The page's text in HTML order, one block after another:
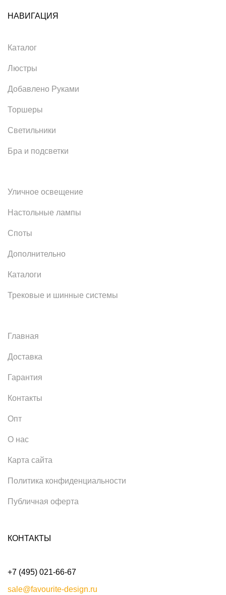
НАВИГАЦИЯ
Каталог
Люстры
Добавлено Руками
Торшеры
Светильники
Бра и подсветки
Уличное освещение
Настольные лампы
Споты
Дополнительно
Каталоги
Трековые и шинные системы
Главная
Доставка
Гарантия
Контакты
Опт
О нас
Карта сайта
Политика конфиденциальности
Публичная оферта
КОНТАКТЫ
+7 (495) 021-66-67
sale@favourite-design.ru